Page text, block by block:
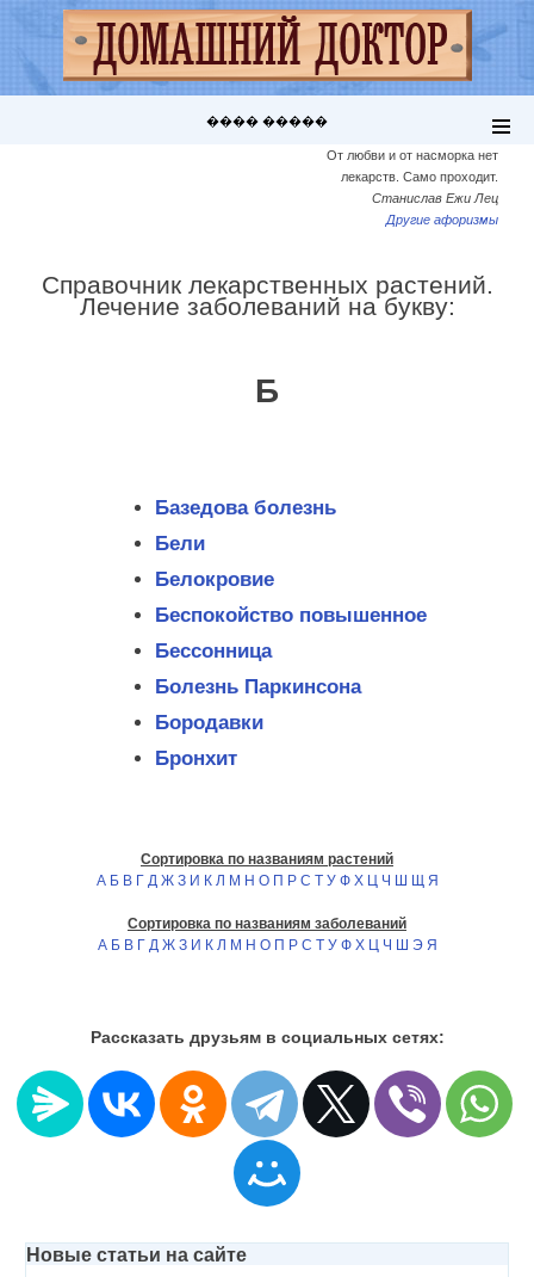
���� �����
От любви и от насморка нет
лекарств. Само проходит.
Станислав Ежи Лец
Другие афоризмы
Справочник лекарственных растений.
Лечение заболеваний на букву:
Б
Базедова болезнь
Бели
Белокровие
Беспокойство повышенное
Бессонница
Болезнь Паркинсона
Бородавки
Бронхит
Сортировка по названиям растений
А Б В Г Д Ж З И К Л М Н О П Р С Т У Ф Х Ц Ч Ш Щ Я
Сортировка по названиям заболеваний
А Б В Г Д Ж З И К Л М Н О П Р С Т У Ф Х Ц Ч Ш Э Я
Рассказать друзьям в социальных сетях:
Новые статьи на сайте